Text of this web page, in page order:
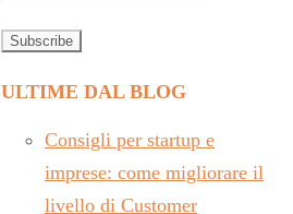
ULTIME DAL BLOG
Consigli per startup e
imprese: come migliorare il
livello di Customer